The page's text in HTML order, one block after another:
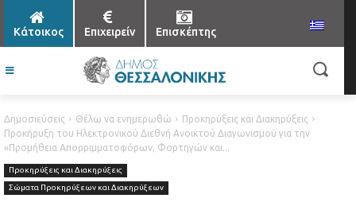
Κάτοικος Επιχειρείν Επισκέπτης
Δημοσιεύσεις Θέλω να ενημερωθώ
Προκηρύξεις και Διακηρύξεις
Προκήρυξη του Ηλεκτρονικού Διεθνή Ανοικτού Διαγωνισμού για την
«Προμήθεια Απορριμματοφόρων, Φορτηγών και...
Προκηρύξεις και Διακηρύξεις
Σώματα Προκηρύξεων και Διακηρύξεων